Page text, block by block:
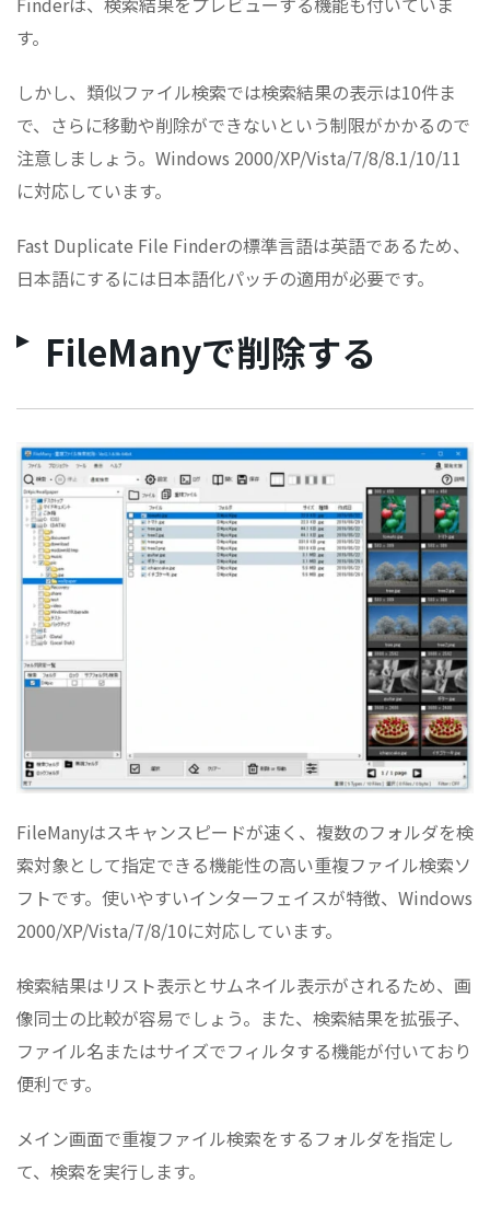
す。
しかし、類似ファイル検索では検索結果の表示は10件ま
で、さらに移動や削除ができないという制限がかかるので
注意しましょう。Windows 2000/XP/Vista/7/8/8.1/10/11
に対応しています。
Fast Duplicate File Finderの標準言語は英語であるため、
日本語にするには日本語化パッチの適用が必要です。
FileManyで削除する
FileManyはスキャンスピードが速く、複数のフォルダを検
索対象として指定できる機能性の高い重複ファイル検索ソ
フトです。使いやすいインターフェイスが特徴、Windows
2000/XP/Vista/7/8/10に対応しています。
検索結果はリスト表示とサムネイル表示がされるため、画
像同士の比較が容易でしょう。また、検索結果を拡張子、
ファイル名またはサイズでフィルタする機能が付いており
便利です。
メイン画面で重複ファイル検索をするフォルダを指定し
て、検索を実行します。